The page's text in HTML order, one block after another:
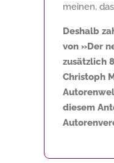
meinen,
Deshalb
von »Der
zusätzlich
Christoph
diesem